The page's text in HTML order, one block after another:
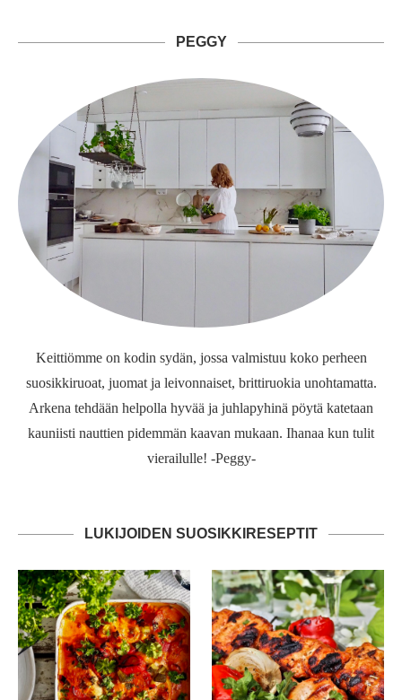
PEGGY
Keittiömme on kodin sydän, jossa valmistuu koko perheen
suosikkiruoat, juomat ja leivonnaiset, brittiruokia unohtamatta.
Arkena tehdään helpolla hyvää ja juhlapyhinä pöytä katetaan
kauniisti nauttien pidemmän kaavan mukaan. Ihanaa kun tulit
vierailulle! -Peggy-
LUKIJOIDEN SUOSIKKIRESEPTIT